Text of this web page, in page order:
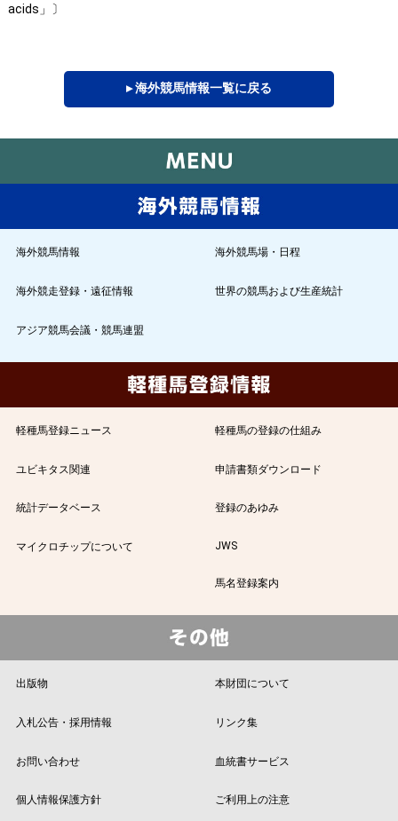
acids」〕
▸ 海外競馬情報一覧に戻る
海外競馬情報 海外競馬場・日程
海外競走登録・遠征情報 世界の競馬および生産統計
アジア競馬会議・競馬連盟
軽種馬登録ニュース 軽種馬の登録の仕組み
ユビキタス関連 申請書類ダウンロード
統計データベース 登録のあゆみ
マイクロチップについて JWS
馬名登録案内
出版物 本財団について
入札公告・採用情報 リンク集
お問い合わせ 血統書サービス
個人情報保護方針 ご利用上の注意